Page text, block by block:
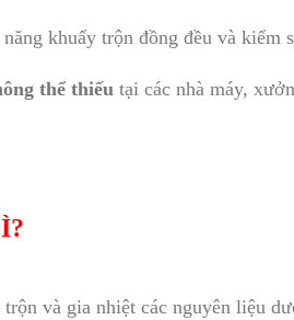
khuấy trộn đồng đều và kiểm
thể thiếu tại các nhà máy,
trộn và gia nhiệt các nguyên liệu